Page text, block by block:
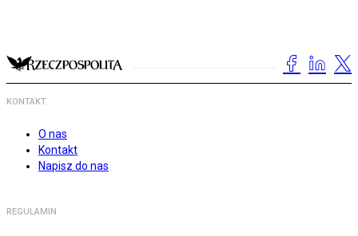
KONTAKT
O nas
Kontakt
Napisz do nas
REGULAMIN